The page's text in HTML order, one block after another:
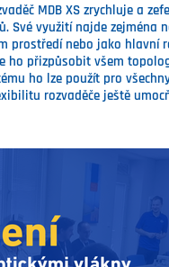
MDB XS zrychluje a
Své využití najde zejména
prostředí nebo jako hlavní
ho přizpůsobit všem
ho lze použít pro
rozvaděče ještě